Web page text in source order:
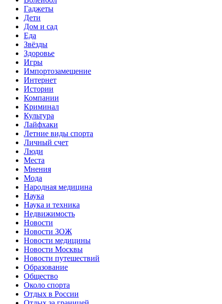
Гаджеты
Дети
Дом и сад
Еда
Звёзды
Здоровье
Игры
Импортозамещение
Интернет
Истории
Компании
Криминал
Культура
Лайфхаки
Летние виды спорта
Личный счет
Люди
Места
Мнения
Мода
Народная медицина
Наука
Наука и техника
Недвижимость
Новости
Новости ЗОЖ
Новости медицины
Новости Москвы
Новости путешествий
Образование
Общество
Около спорта
Отдых в России